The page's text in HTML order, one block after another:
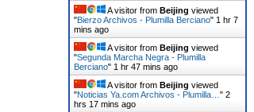
A visitor from Beijing viewed
"Bierzo Archivos - Plumilla Berciano" 1 hr 7
mins ago
A visitor from Beijing viewed
"Segunda Marcha Negra - Plumilla
Berciano" 1 hr 47 mins ago
A visitor from Beijing viewed
"Noticias Ya.com Archivos - Plumilla… " 2
hrs 17 mins ago